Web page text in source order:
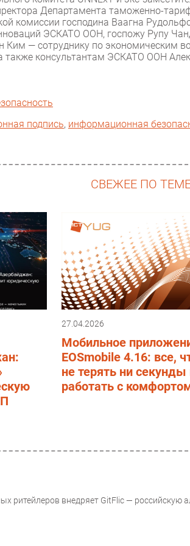
Департамента таможенно-
комиссии господина Ваагна
ЭСКАТО ООН, госпожу Рупу
— сотруднику по экономическим
консультантам ЭСКАТО ООН
подпись, информационная
СВЕЖЕЕ ПО
27.04.2026
Мобильное
EOSmobile 4.16: все,
не терять ни секунды
работать с
ритейлеров внедряет GitFlic — российскую